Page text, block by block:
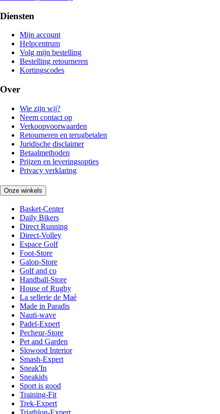
Diensten
Mijn account
Helpcentrum
Volg mijn bestelling
Bestelling retourneren
Kortingscodes
Over
Wie zijn wij?
Neem contact op
Verkoopvoorwaarden
Retourneren en terugbetalen
Juridische disclaimer
Betaalmethoden
Prijzen en leveringsopties
Privacy verklaring
Onze winkels
Basket-Center
Daily Bikers
Direct Running
Direct-Volley
Espace Golf
Foot-Store
Galop-Store
Golf and co
Handball-Store
House of Rugby
La sellerie de Maé
Made in Paradis
Nauti-wave
Padel-Expert
Pecheur-Store
Pet and Garden
Slowood Interior
Smash-Expert
Sneak'In
Sneakids
Sport is good
Training-Fit
Trek-Expert